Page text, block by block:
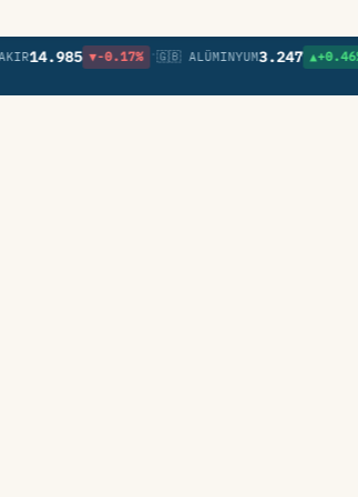
▼-0.17% •🇬🇧 ALÜMINYUM3.247 ▲+0.46% •🇬🇧